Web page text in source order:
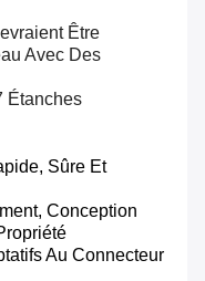
Être
Avec Des
Étanches
Sûre Et
Conception
Au Connecteur